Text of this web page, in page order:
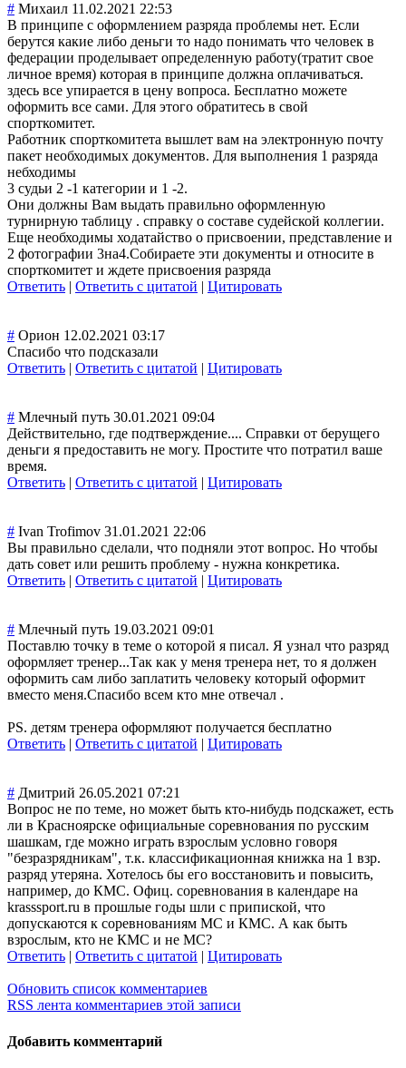
# Михаил 11.02.2021 22:53
В принципе с оформлением разряда проблемы нет. Если
берутся какие либо деньги то надо понимать что человек в
федерации проделывает определенную работу(тратит свое
личное время) которая в принципе должна оплачиваться.
здесь все упирается в цену вопроса. Бесплатно можете
оформить все сами. Для этого обратитесь в свой
спорткомитет.
Работник спорткомитета вышлет вам на электронную почту
пакет необходимых документов. Для выполнения 1 разряда
небходимы
3 судьи 2 -1 категории и 1 -2.
Они должны Вам выдать правильно оформленную
турнирную таблицу . справку о составе судейской коллегии.
Еще необходимы ходатайство о присвоении, представление и
2 фотографии 3на4.Собираете эти документы и относите в
спорткомитет и ждете присвоения разряда
Ответить | Ответить с цитатой | Цитировать
# Орион 12.02.2021 03:17
Спасибо что подсказали
Ответить | Ответить с цитатой | Цитировать
# Млечный путь 30.01.2021 09:04
Действительно, где подтверждение.... Справки от берущего
деньги я предоставить не могу. Простите что потратил ваше
время.
Ответить | Ответить с цитатой | Цитировать
# Ivan Trofimov 31.01.2021 22:06
Вы правильно сделали, что подняли этот вопрос. Но чтобы
дать совет или решить проблему - нужна конкретика.
Ответить | Ответить с цитатой | Цитировать
# Млечный путь 19.03.2021 09:01
Поставлю точку в теме о которой я писал. Я узнал что разряд
оформляет тренер...Так как у меня тренера нет, то я должен
оформить сам либо заплатить человеку который оформит
вместо меня.Спасибо всем кто мне отвечал .
PS. детям тренера оформляют получается бесплатно
Ответить | Ответить с цитатой | Цитировать
# Дмитрий 26.05.2021 07:21
Вопрос не по теме, но может быть кто-нибудь подскажет, есть
ли в Красноярске официальные соревнования по русским
шашкам, где можно играть взрослым условно говоря
"безразрядникам", т.к. классификационная книжка на 1 взр.
разряд утеряна. Хотелось бы его восстановить и повысить,
например, до КМС. Офиц. соревнования в календаре на
krasssport.ru в прошлые годы шли с припиской, что
допускаются к соревнованиям МС и КМС. А как быть
взрослым, кто не КМС и не МС?
Ответить | Ответить с цитатой | Цитировать
Обновить список комментариев
RSS лента комментариев этой записи
Добавить комментарий